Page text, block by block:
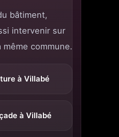
bâtiment,
intervenir sur
commune.
à Villabé
à Villabé